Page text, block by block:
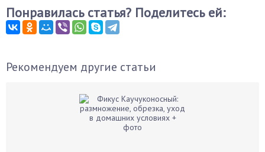
Понравилась статья? Поделитесь ей:
Рекомендуем другие статьи